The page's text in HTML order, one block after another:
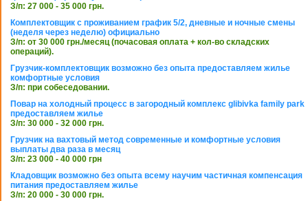
З/п: 27 000 - 35 000 грн.
Комплектовщик с проживанием график 5/2, дневные и ночные смены
(неделя через неделю) официально
З/п: от 30 000 грн./месяц (почасовая оплата + кол-во складских
операций).
Грузчик-комплектовщик возможно без опыта предоставляем жилье
комфортные условия
З/п: при собеседовании.
Повар на холодный процесс в загородный комплекс glibivka family park
предоставляем жилье
З/п: 30 000 - 32 000 грн.
Грузчик на вахтовый метод современные и комфортные условия
выплаты два раза в месяц
З/п: 23 000 - 40 000 грн
Кладовщик возможно без опыта всему научим частичная компенсация
питания предоставляем жилье
З/п: 20 000 - 30 000 грн.